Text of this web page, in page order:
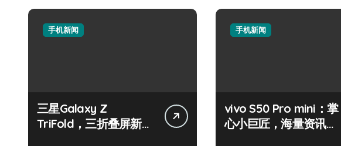
手机新闻
三星Galaxy Z
TriFold，三折叠屏新风
手机新闻
vivo S50 Pro mini：掌
心小巨匠，海量资讯一